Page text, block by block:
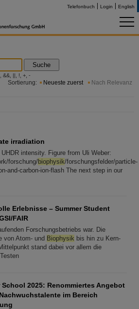
Telefonbuch Login English
Suche
&&, ||, !, +, -
Sortierung: Neueste zuerst Nach Relevanz
irradiation
intensity. Figure from Uli Weber:
forschung/biophysik/forschungsfelder/particle-
and-carbon-ion-flash The next step in our
Erlebnisse – Summer Student
FAIR
Forschungsbetriebs war. Die
von Atom- und Biophysik bis hin zu Kern-
stand dabei vor allem die
School 2025: Renommiertes Angebot
im Bereich